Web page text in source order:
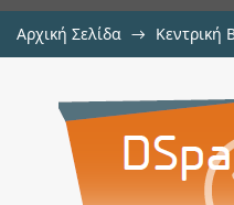
Αρχική Σελίδα → Κεντρική
Εφαρμογή
κινητήρων